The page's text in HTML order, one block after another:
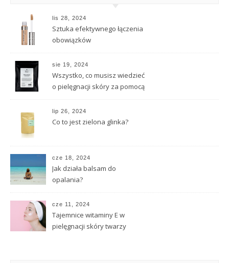
lis 28, 2024
Sztuka efektywnego łączenia
obowiązków
sie 19, 2024
Wszystko, co musisz wiedzieć
o pielęgnacji skóry za pomocą
lip 26, 2024
Co to jest zielona glinka?
cze 18, 2024
Jak działa balsam do
opalania?
cze 11, 2024
Tajemnice witaminy E w
pielęgnacji skóry twarzy